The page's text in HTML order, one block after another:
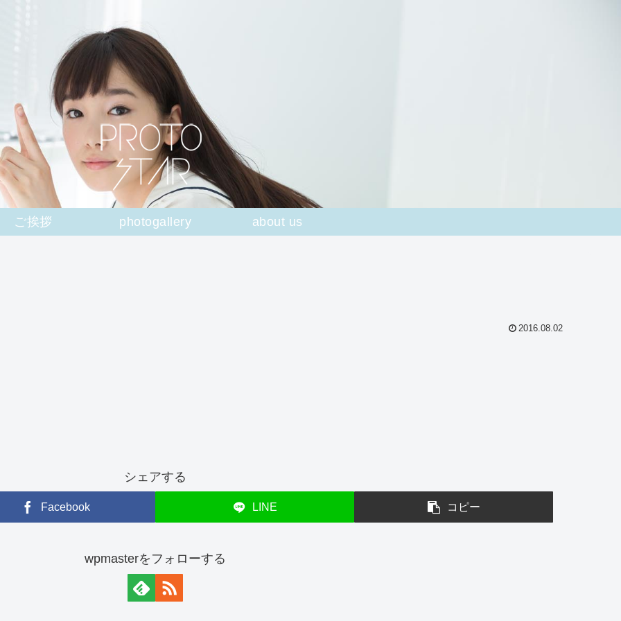
ご挨拶 photogallery about us
2016.08.02
シェアする
Facebook LINE コピー
wpmasterをフォローする